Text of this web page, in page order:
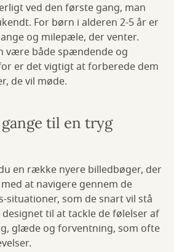
ved den første gang, man
For børn i alderen 2-5 år er
og milepæle, der venter.
være både spændende og
er det vigtigt at forberede dem
de vil møde.
til en tryg
en række nyere billedbøger, der
at navigere gennem de
situationer, som de snart vil stå
til at tackle de følelser af
glæde og forventning, som ofte